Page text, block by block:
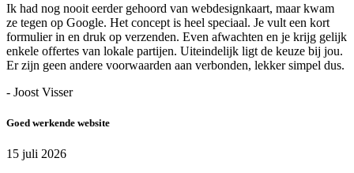
Ik had nog nooit eerder gehoord van webdesignkaart, maar kwam
ze tegen op Google. Het concept is heel speciaal. Je vult een kort
formulier in en druk op verzenden. Even afwachten en je krijg gelijk
enkele offertes van lokale partijen. Uiteindelijk ligt de keuze bij jou.
Er zijn geen andere voorwaarden aan verbonden, lekker simpel dus.
- Joost Visser
Goed werkende website
15 juli 2026